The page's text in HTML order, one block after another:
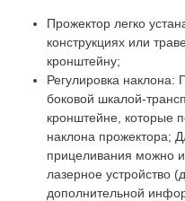
Прожектор легко
конструкциях или
кронштейну;
Регулировка
боковой шкалой-
кронштейне, которые
наклона прожектора;
прицеливания можно
лазерное устройство
дополнительной